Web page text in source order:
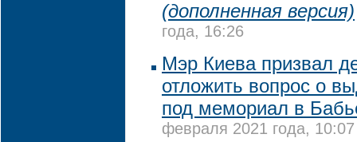
(дополненная версия)
года, 16:26
Мэр Киева призвал
отложить вопрос о
под мемориал в
февраля 2021 года, 10:07